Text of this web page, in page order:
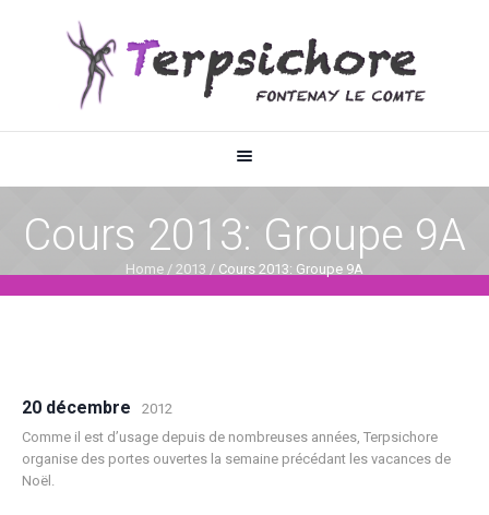
Cours 2013: Groupe 9A
Home / 2013 / Cours 2013: Groupe 9A
20 décembre
2012
Comme il est d’usage depuis de nombreuses années, Terpsichore
organise des portes ouvertes la semaine précédant les vacances de
Noël.